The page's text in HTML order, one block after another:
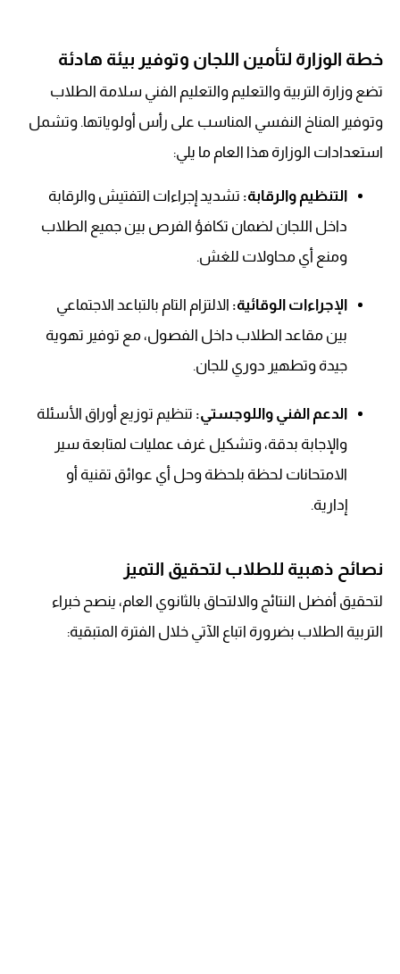
خطة الوزارة لتأمين اللجان وتوفير بيئة هادئة
تضع وزارة التربية والتعليم والتعليم الفني سلامة الطلاب
وتوفير المناخ النفسي المناسب على رأس أولوياتها. وتشمل
استعدادات الوزارة هذا العام ما يلي:
التنظيم والرقابة: تشديد إجراءات التفتيش والرقابة
داخل اللجان لضمان تكافؤ الفرص بين جميع الطلاب
ومنع أي محاولات للغش.
الإجراءات الوقائية: الالتزام التام بالتباعد الاجتماعي
بين مقاعد الطلاب داخل الفصول، مع توفير تهوية
جيدة وتطهير دوري للجان.
الدعم الفني واللوجستي: تنظيم توزيع أوراق الأسئلة
والإجابة بدقة، وتشكيل غرف عمليات لمتابعة سير
الامتحانات لحظة بلحظة وحل أي عوائق تقنية أو
إدارية.
نصائح ذهبية للطلاب لتحقيق التميز
لتحقيق أفضل النتائج والالتحاق بالثانوي العام، ينصح خبراء
التربية الطلاب بضرورة اتباع الآتي خلال الفترة المتبقية: